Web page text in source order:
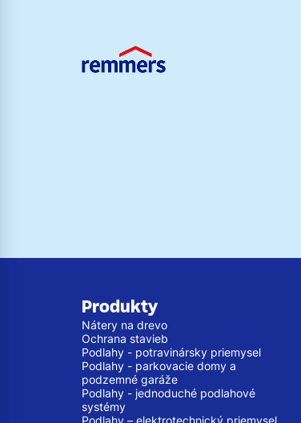
Produkty
Nátery na drevo
Ochrana stavieb
Podlahy - potravinársky priemysel
Podlahy - parkovacie domy a
podzemné garáže
Podlahy - jednoduché podlahové
systémy
Podlahy – elektrotechnický priemysel